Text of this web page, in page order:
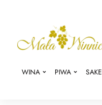
WINA PIWA SAKE